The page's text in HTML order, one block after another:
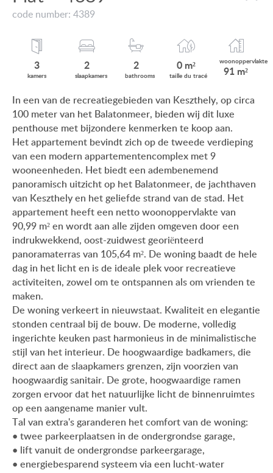
code number: 4389
3
kamers
2
slaapkamers
2
bathrooms
0 m²
taille du tracé
woonoppervlakte
91 m²
In een van de recreatiegebieden van Keszthely, op circa
100 meter van het Balatonmeer, bieden wij dit luxe
penthouse met bijzondere kenmerken te koop aan.
Het appartement bevindt zich op de tweede verdieping
van een modern appartementencomplex met 9
wooneenheden. Het biedt een adembenemend
panoramisch uitzicht op het Balatonmeer, de jachthaven
van Keszthely en het geliefde strand van de stad. Het
appartement heeft een netto woonoppervlakte van
90,99 m² en wordt aan alle zijden omgeven door een
indrukwekkend, oost-zuidwest georiënteerd
panoramaterras van 105,64 m². De woning baadt de hele
dag in het licht en is de ideale plek voor recreatieve
activiteiten, zowel om te ontspannen als om vrienden te
maken.
De woning verkeert in nieuwstaat. Kwaliteit en elegantie
stonden centraal bij de bouw. De moderne, volledig
ingerichte keuken past harmonieus in de minimalistische
stijl van het interieur. De hoogwaardige badkamers, die
direct aan de slaapkamers grenzen, zijn voorzien van
hoogwaardig sanitair. De grote, hoogwaardige ramen
zorgen ervoor dat het natuurlijke licht de binnenruimtes
op een aangename manier vult.
Tal van extra's garanderen het comfort van de woning:
• twee parkeerplaatsen in de ondergrondse garage,
• lift vanuit de ondergrondse parkeergarage,
• energiebesparend systeem via een lucht-water
VIEW ON LAKE BALATON
NEAR THE THERMAL BATH
SWIMMING-POOL
MANSION WITH ANCIENT TREES
FAMILY HOUSE IN GREEN BELT
ONZE KLANTEN
AANKOOPINFORMATIE
GEBRUIKSEIGENDOM
IMPRESSUM
HU DE EN BE